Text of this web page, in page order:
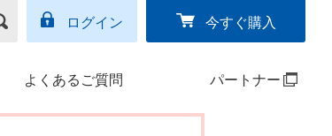
ログイン 今すぐ購入
よくあるご質問 パートナー